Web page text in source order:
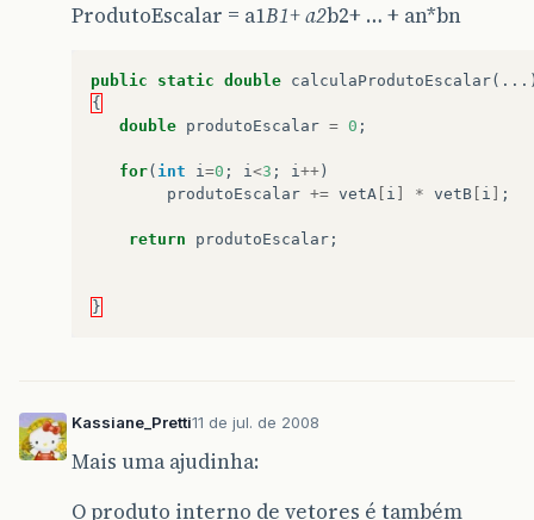
ProdutoEscalar = a1B1+ a2b2+ … + an*bn
public static double calculaProdutoEscalar
{
double produtoEscalar = 0 ;
for( int i =0 ; i <3 ; i ++)
produtoEscalar += vetA [ i ] * vetB [ i ] ;
return produtoEscalar ;
}
Kassiane_Pretti11 de jul. de 2008
Mais uma ajudinha:
O produto interno de vetores é também